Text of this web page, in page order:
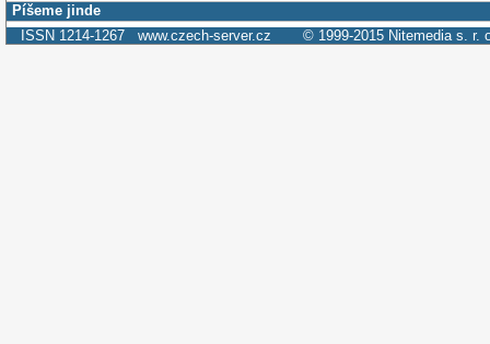
Píšeme jinde
ISSN 1214-1267 www.czech-server.cz © 1999-2015 Nitemedia s. r.